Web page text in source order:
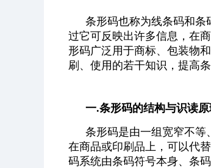
条形码也称为线条码和条
过它可反映出许多信息，在
形码广泛用于商标、包装物
刷、使用的若干知识，提高
一.条形码的结构与识读原
条形码是由一组宽窄不等
在商品或印刷品上，可以代
码系统由条码符号本身、条